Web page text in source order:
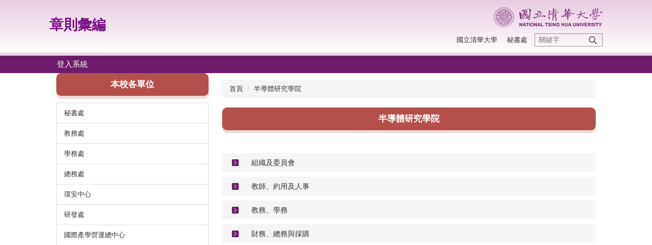
容
章則彙編
國立清華大學 秘書處
登入系統
本校各單位
秘書處
教務處
學務處
總務處
環安中心
研發處
國際產學營運總中心
首頁 半導體研究學院
半導體研究學院
組織及委員會
教師、約用及人事
教務、學務
財務、總務與採購